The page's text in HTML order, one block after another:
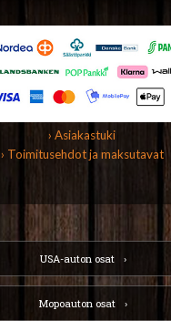
› Asiakastuki
› Toimitusehdot ja maksutavat
USA-auton osat
Mopoauton osat